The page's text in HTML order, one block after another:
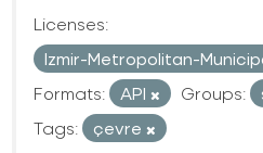
Licenses:
Izmir-Metropolitan-
Formats:
API Groups:
Tags:
çevre